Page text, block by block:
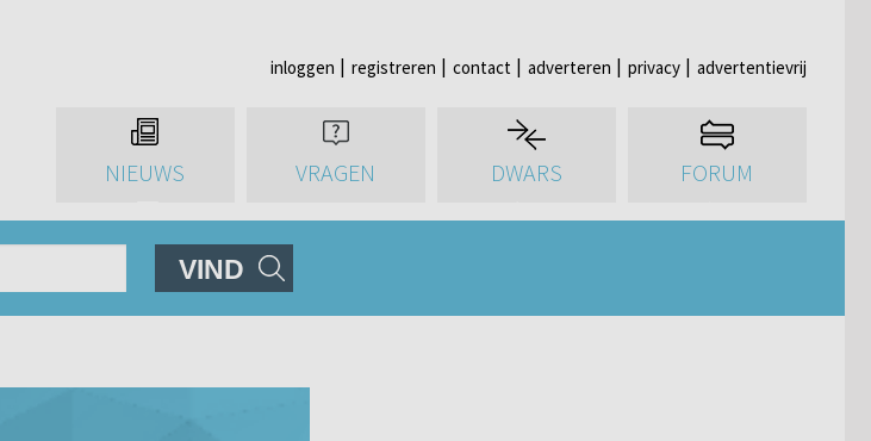
inloggen registreren contact adverteren privacy advertentievrij
NIEUWS VRAGEN DWARS FORUM
VIND